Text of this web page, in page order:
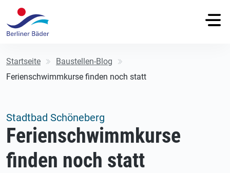
Startseite
Baustellen-Blog
Ferienschwimmkurse finden noch statt
Stadtbad Schöneberg
Ferienschwimmkurse
finden noch statt